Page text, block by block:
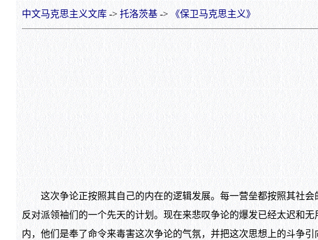
中文马克思主义文库-> 托洛茨基-> 《保卫马克思主义》
这次争论正按照其自己的内在的逻辑发展。每一营垒都按照其社会
反对派领袖们的一个先天的计划。现在来悲叹争论的爆发已经太迟和
内，他们是奉了命令来毒害这次争论的气氛，并把这次思想上的斗争